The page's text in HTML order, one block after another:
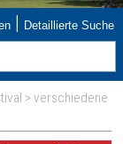
| Detaillierte Suche
>verschiedene